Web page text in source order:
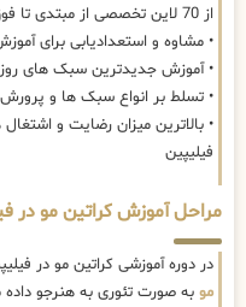
از 70 لاین تخصصی از مبتدی تا فوق پیشرفته در این مرکز برگزار میشود
• مشاوه و استعدادیابی برای
• آموزش جدیدترین سبک های روز
• تسلط بر انواع سبک ها و
• بالاترین میزان رضایت و
فیلیپین
مراحل آموزش کراتین مو در
در دوره آموزشی کراتین مو در
مو به صورت تئوری به هنرجو